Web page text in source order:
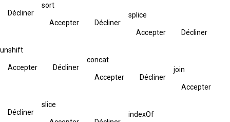
Décliner
sort
Accepter Décliner
splice
Accepter Décliner
unshift
Accepter Décliner
concat
Accepter Décliner
join
Accepter
Décliner
slice
indexOf